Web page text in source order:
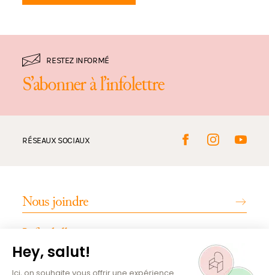
RESTEZ INFORMÉ
S’abonner à l’infolettre
RÉSEAUX SOCIAUX
Nous joindre
Infos billetterie
INFOS PRATIQUES